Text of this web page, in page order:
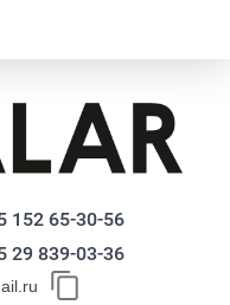
152 65-30-56
29 839-03-36